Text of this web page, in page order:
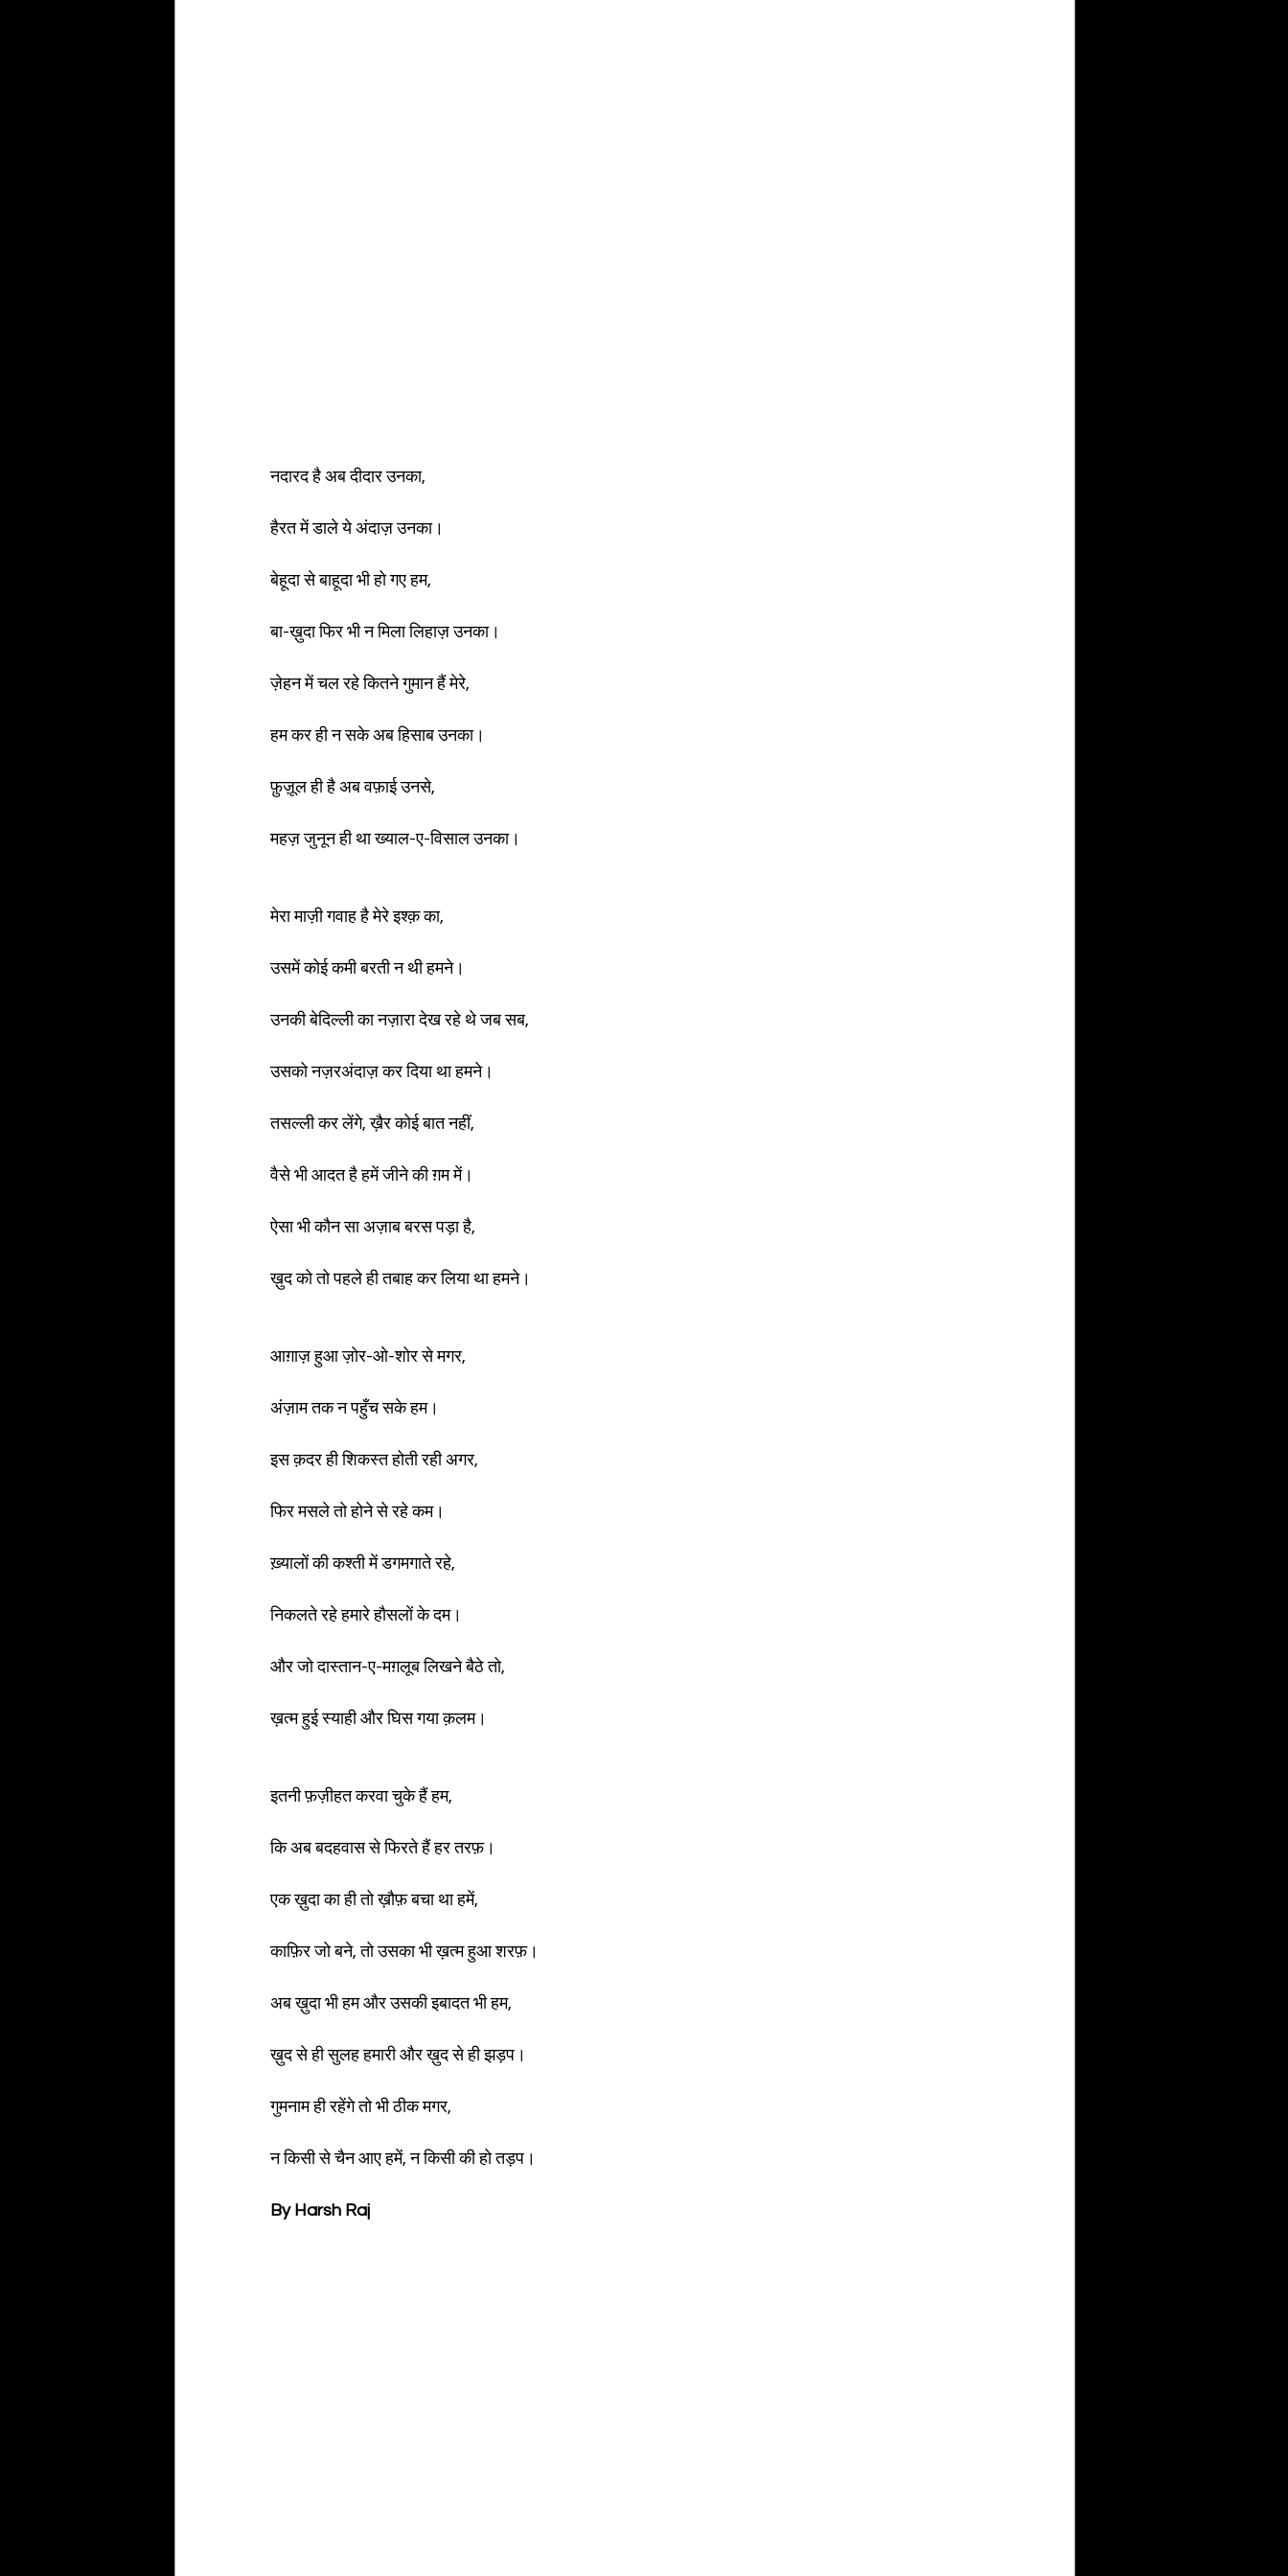
नदारद है अब दीदार उनका,
हैरत में डाले ये अंदाज़ उनका।
बेहूदा से बाहूदा भी हो गए हम,
बा-ख़ुदा फिर भी न मिला लिहाज़ उनका।
ज़ेहन में चल रहे कितने गुमान हैं मेरे,
हम कर ही न सके अब हिसाब उनका।
फ़ुज़ूल ही है अब वफ़ाई उनसे,
महज़ जुनून ही था ख्याल-ए-विसाल उनका।
मेरा माज़ी गवाह है मेरे इश्क़ का,
उसमें कोई कमी बरती न थी हमने।
उनकी बेदिल्ली का नज़ारा देख रहे थे जब सब,
उसको नज़रअंदाज़ कर दिया था हमने।
तसल्ली कर लेंगे, ख़ैर कोई बात नहीं,
वैसे भी आदत है हमें जीने की ग़म में।
ऐसा भी कौन सा अज़ाब बरस पड़ा है,
ख़ुद को तो पहले ही तबाह कर लिया था हमने।
आग़ाज़ हुआ ज़ोर-ओ-शोर से मगर,
अंज़ाम तक न पहुँच सके हम।
इस क़दर ही शिकस्त होती रही अगर,
फिर मसले तो होने से रहे कम।
ख़्यालों की कश्ती में डगमगाते रहे,
निकलते रहे हमारे हौसलों के दम।
और जो दास्तान-ए-मग़लूब लिखने बैठे तो,
ख़त्म हुई स्याही और घिस गया क़लम।
इतनी फ़ज़ीहत करवा चुके हैं हम,
कि अब बदहवास से फिरते हैं हर तरफ़।
एक ख़ुदा का ही तो ख़ौफ़ बचा था हमें,
काफ़िर जो बने, तो उसका भी ख़त्म हुआ शरफ़।
अब ख़ुदा भी हम और उसकी इबादत भी हम,
ख़ुद से ही सुलह हमारी और ख़ुद से ही झड़प।
गुमनाम ही रहेंगे तो भी ठीक मगर,
न किसी से चैन आए हमें, न किसी की हो तड़प।
By Harsh Raj